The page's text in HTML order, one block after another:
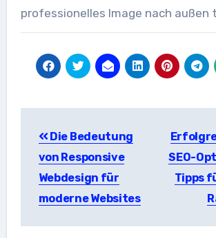
professionelles Image nach außen
Die Bedeutung
von Responsive
Webdesign für
moderne Websites
SEO-
Tipps